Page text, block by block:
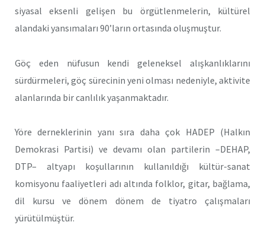
siyasal eksenli gelişen bu örgütlenmelerin, kültürel
alandaki yansımaları 90’ların ortasında oluşmuştur.
Göç eden nüfusun kendi geleneksel alışkanlıklarını
sürdürmeleri, göç sürecinin yeni olması nedeniyle, aktivite
alanlarında bir canlılık yaşanmaktadır.
Yöre derneklerinin yanı sıra daha çok HADEP (Halkın
Demokrasi Partisi) ve devamı olan partilerin –DEHAP,
DTP– altyapı koşullarının kullanıldığı kültür-sanat
komisyonu faaliyetleri adı altında folklor, gitar, bağlama,
dil kursu ve dönem dönem de tiyatro çalışmaları
yürütülmüştür.